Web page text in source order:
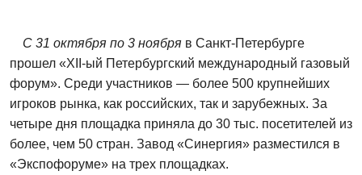
С 31 октября по 3 ноябряв Санкт-Петербурге
прошел «XII-ый Петербургский международный газовый
форум». Среди участников — более 500 крупнейших
игроков рынка, как российских, так и зарубежных. За
четыре дня площадка приняла до 30 тыс. посетителей из
более, чем 50 стран. Завод «Синергия» разместился в
«Экспофоруме» на трех площадках.